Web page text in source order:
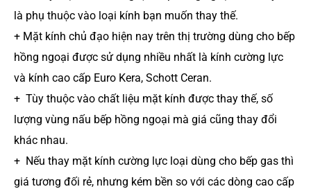
là phụ thuộc vào loại kính bạn muốn thay thế.
+ Mặt kính chủ đạo hiện nay trên thị trường dùng cho bếp
hồng ngoại được sử dụng nhiều nhất là kính cường lực
và kính cao cấp Euro Kera, Schott Ceran.
+ Tùy thuộc vào chất liệu mặt kính được thay thế, số
lượng vùng nấu bếp hồng ngoại mà giá cũng thay đổi
khác nhau.
+ Nếu thay mặt kính cường lực loại dùng cho bếp gas thì
giá tương đối rẻ, nhưng kém bền so với các dòng cao cấp